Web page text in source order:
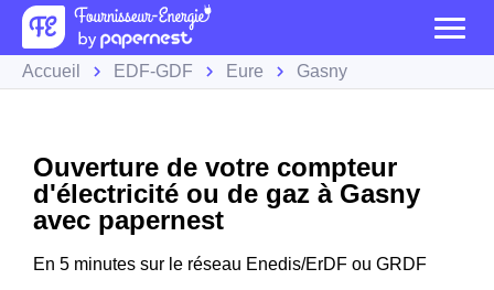
Accueil EDF-GDF Eure Gasny